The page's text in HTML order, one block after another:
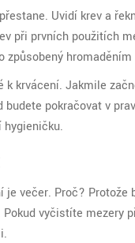
Uvidí krev a
při prvních použitích
způsobený
k krvácení. Jakmile
pokračovat v
večer. Proč?
vyčistíte mezery